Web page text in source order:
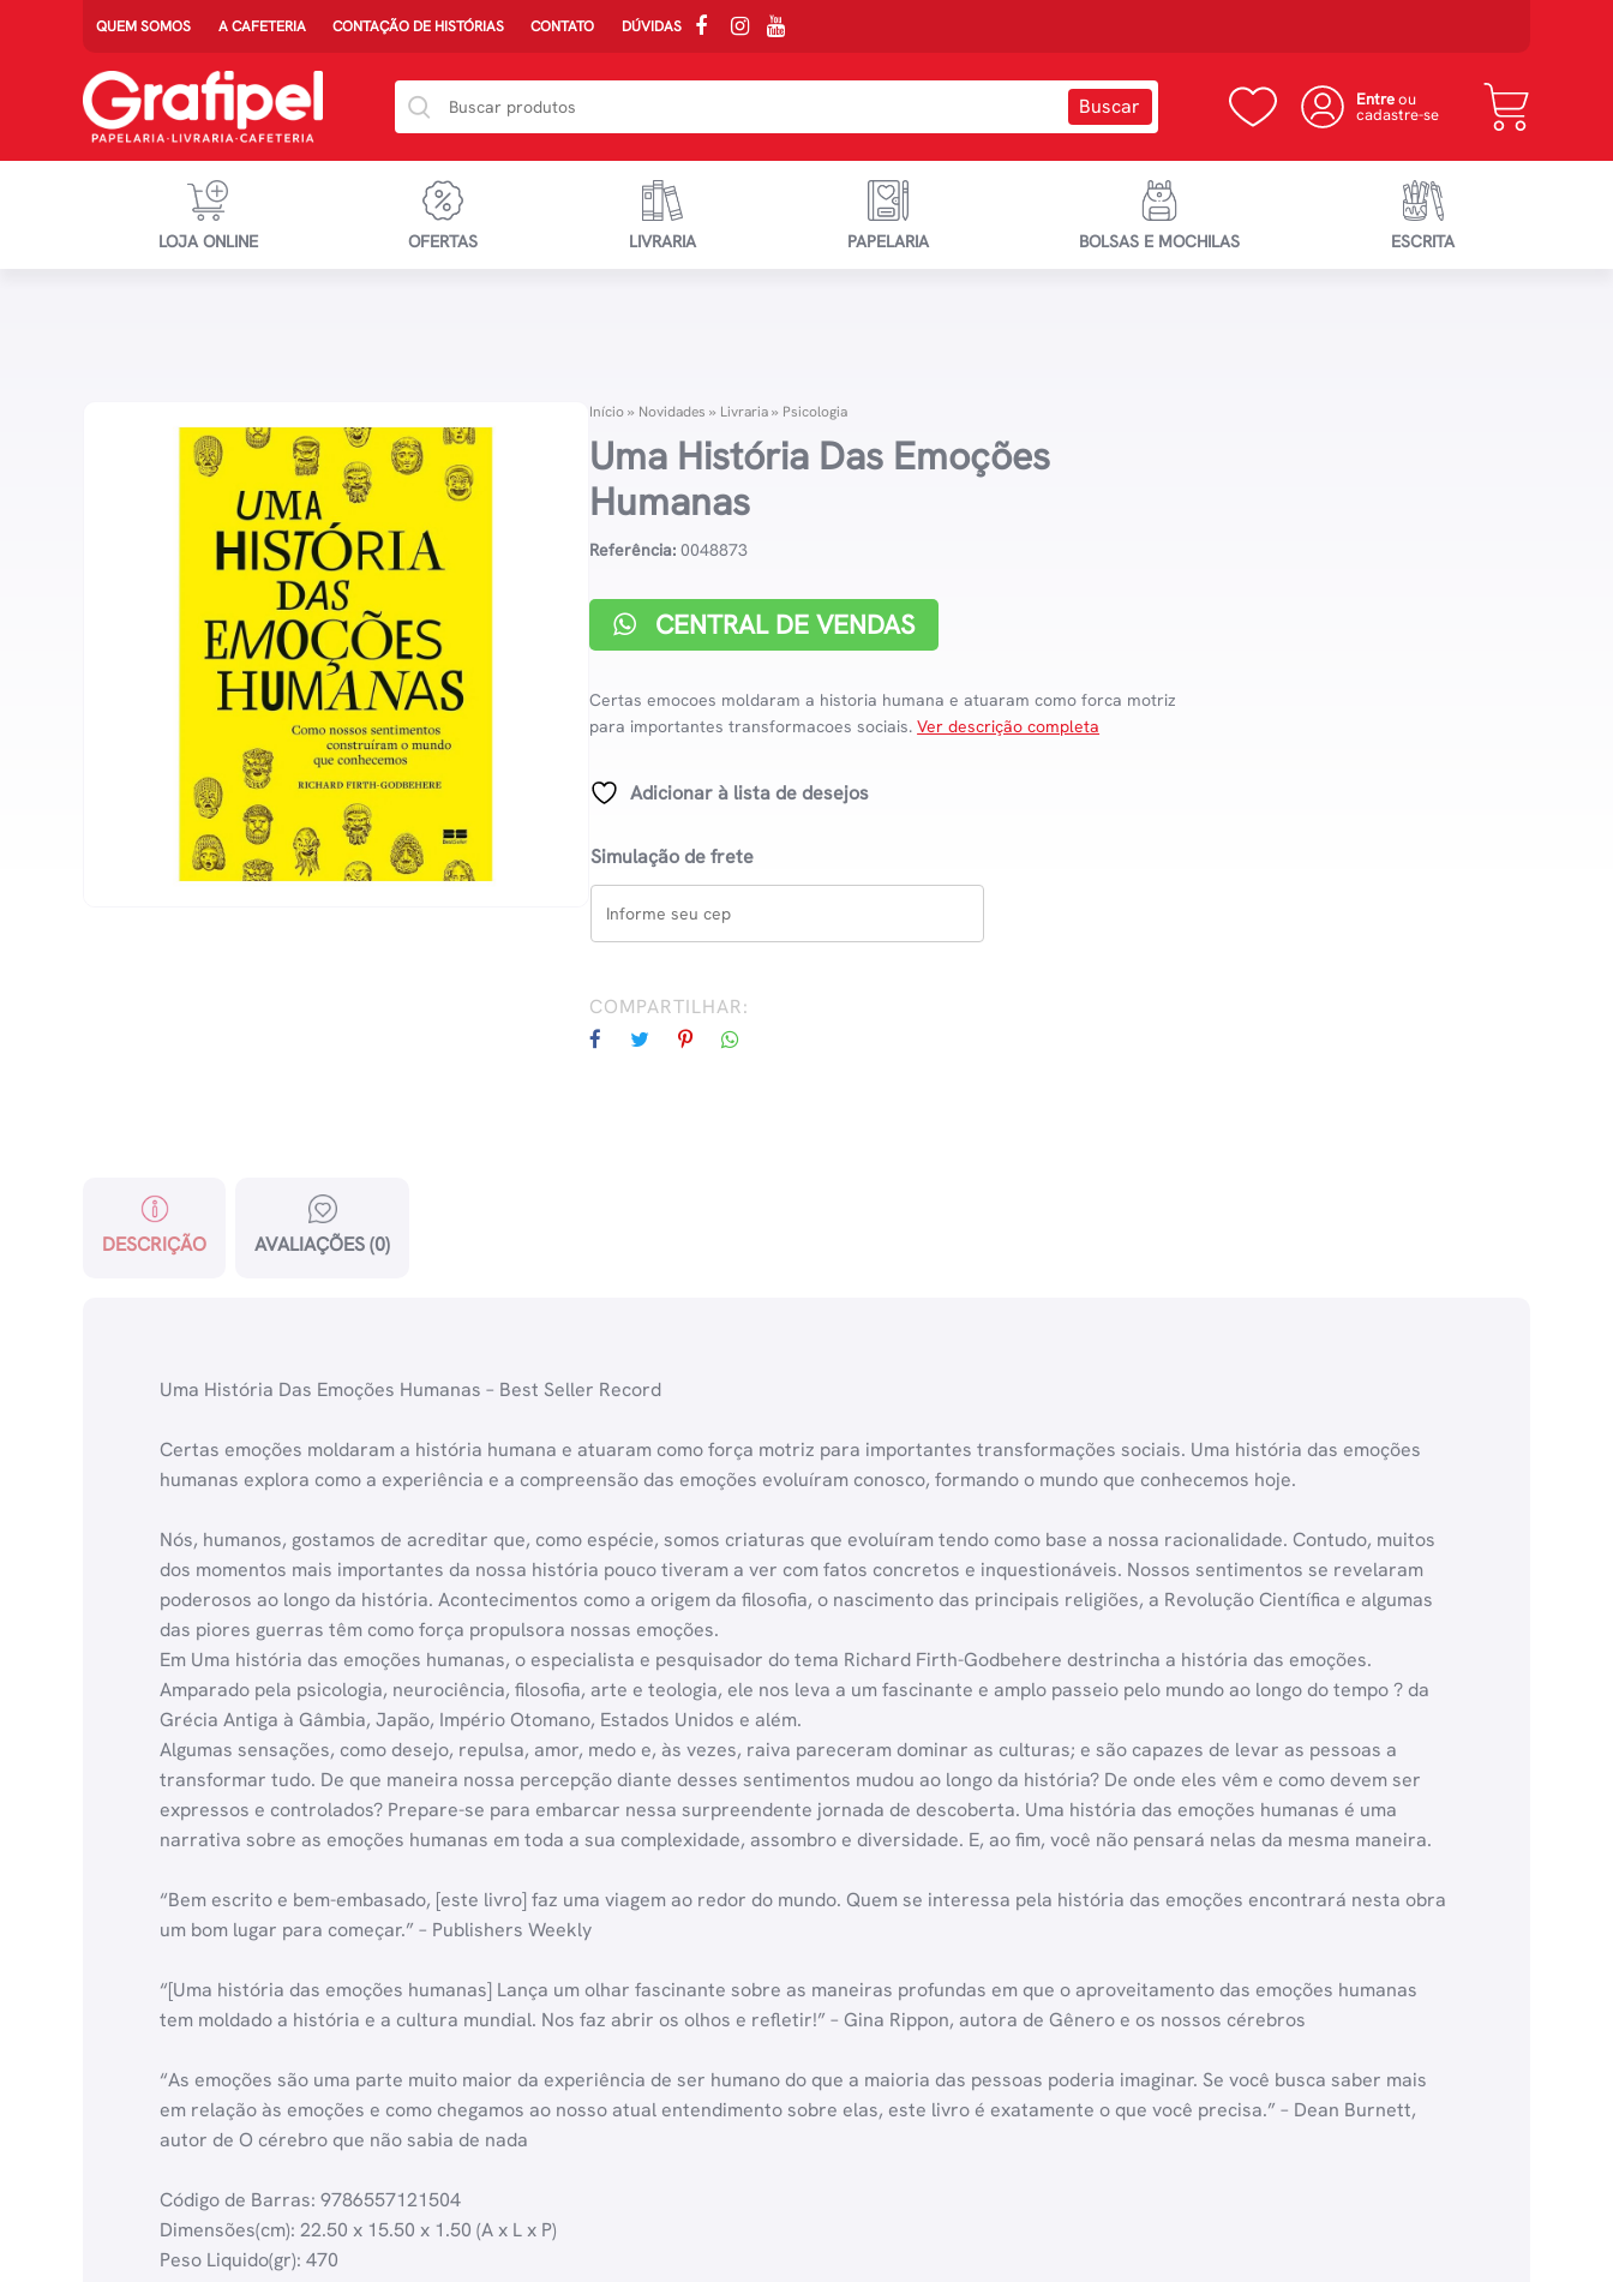
QUEM SOMOS A CAFETERIA CONTAÇÃO DE HISTÓRIAS CONTATO DÚVIDAS
Entreou
cadastre-se
LOJA ONLINE OFERTAS LIVRARIA PAPELARIA BOLSAS E MOCHILAS ESCRITA
Início» Novidades » Livraria» Psicologia
Uma História Das Emoções
Humanas
Referência: 0048873
CENTRAL DE VENDAS
Certas emocoes moldaram a historia humana e atuaram como forca motriz
para importantes transformacoes sociais.Ver descrição completa
Adicionar à lista de desejos
Simulação de frete
COMPARTILHAR:
DESCRIÇÃO AVALIAÇÕES (0)
Uma História Das Emoções Humanas – Best Seller Record
Certas emoções moldaram a história humana e atuaram como força motriz para importantes transformações sociais. Uma história das emoções
humanas explora como a experiência e a compreensão das emoções evoluíram conosco, formando o mundo que conhecemos hoje.
Nós, humanos, gostamos de acreditar que, como espécie, somos criaturas que evoluíram tendo como base a nossa racionalidade. Contudo, muitos
dos momentos mais importantes da nossa história pouco tiveram a ver com fatos concretos e inquestionáveis. Nossos sentimentos se revelaram
poderosos ao longo da história. Acontecimentos como a origem da filosofia, o nascimento das principais religiões, a Revolução Científica e algumas
das piores guerras têm como força propulsora nossas emoções.
Em Uma história das emoções humanas, o especialista e pesquisador do tema Richard Firth-Godbehere destrincha a história das emoções.
Amparado pela psicologia, neurociência, filosofia, arte e teologia, ele nos leva a um fascinante e amplo passeio pelo mundo ao longo do tempo ? da
Grécia Antiga à Gâmbia, Japão, Império Otomano, Estados Unidos e além.
Algumas sensações, como desejo, repulsa, amor, medo e, às vezes, raiva pareceram dominar as culturas; e são capazes de levar as pessoas a
transformar tudo. De que maneira nossa percepção diante desses sentimentos mudou ao longo da história? De onde eles vêm e como devem ser
expressos e controlados? Prepare-se para embarcar nessa surpreendente jornada de descoberta. Uma história das emoções humanas é uma
narrativa sobre as emoções humanas em toda a sua complexidade, assombro e diversidade. E, ao fim, você não pensará nelas da mesma maneira.
“Bem escrito e bem-embasado, [este livro] faz uma viagem ao redor do mundo. Quem se interessa pela história das emoções encontrará nesta obra
um bom lugar para começar.” – Publishers Weekly
“[Uma história das emoções humanas] Lança um olhar fascinante sobre as maneiras profundas em que o aproveitamento das emoções humanas
tem moldado a história e a cultura mundial. Nos faz abrir os olhos e refletir!” – Gina Rippon, autora de Gênero e os nossos cérebros
“As emoções são uma parte muito maior da experiência de ser humano do que a maioria das pessoas poderia imaginar. Se você busca saber mais
em relação às emoções e como chegamos ao nosso atual entendimento sobre elas, este livro é exatamente o que você precisa.” – Dean Burnett,
autor de O cérebro que não sabia de nada
Código de Barras: 9786557121504
Dimensões(cm): 22.50 x 15.50 x 1.50 (A x L x P)
Peso Liquido(gr): 470